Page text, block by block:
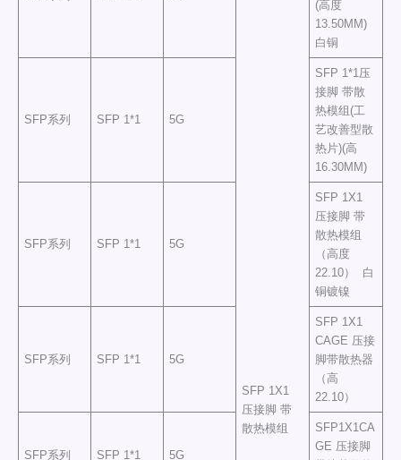
SFP 1X1
压接脚 带
散热模组
(高度
13.50MM)
白铜
SFP系列 SFP 1*1 5G
SFP 1*1压
接脚 带散
热模组(工
艺改善型散
热片)(高
16.30MM)
SFP系列 SFP 1*1 5G
SFP 1X1
压接脚 带
散热模组
（高度
22.10） 白
铜镀镍
SFP系列 SFP 1*1 5G
SFP 1X1
CAGE 压接
脚带散热器
（高
22.10）
SFP系列 SFP 1*1 5G
SFP1X1CA
GE 压接脚